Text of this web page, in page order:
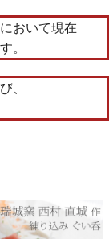
おいて現在
。
、